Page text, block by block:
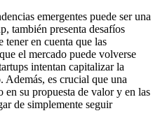
emergentes puede ser una
también presenta desafíos
tener en cuenta que las
el mercado puede volverse
intentan capitalizar la
Además, es crucial que una
en su propuesta de valor y en las
de simplemente seguir